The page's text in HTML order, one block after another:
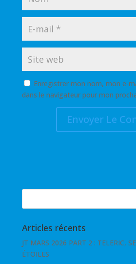
Enregistrer mon nom, mon e-
dans le navigateur pour mon
Articles récents
JT MARS 2026 PART 2 : TELERIC,
ÉTOILES